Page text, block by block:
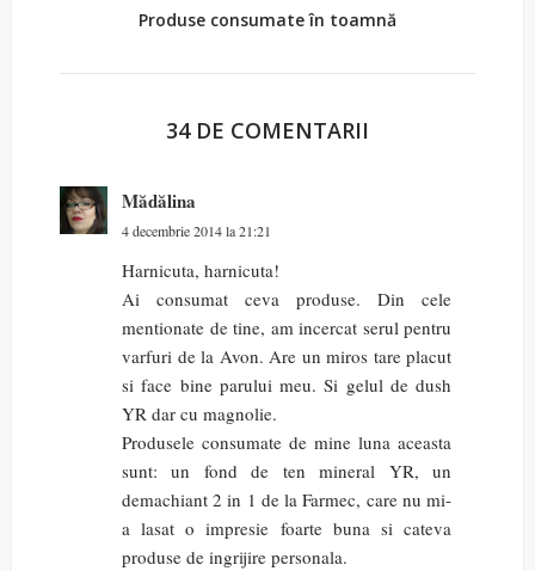
Produse consumate în toamnă
34 DE COMENTARII
Mădălina
4 decembrie 2014 la 21:21
Harnicuta, harnicuta!
Ai consumat ceva produse. Din cele
mentionate de tine, am incercat serul pentru
varfuri de la Avon. Are un miros tare placut
si face bine parului meu. Si gelul de dush
YR dar cu magnolie.
Produsele consumate de mine luna aceasta
sunt: un fond de ten mineral YR, un
demachiant 2 in 1 de la Farmec, care nu mi-
a lasat o impresie foarte buna si cateva
produse de ingrijire personala.